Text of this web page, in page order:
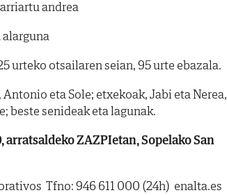
andrea
urteko otsailaren seian, 95 urte ebazala.
eta Sole; etxekoak, Jabi eta Nerea,
beste senideak eta lagunak.
arratsaldeko ZAZPIetan, Sopelako San
 Tfno: 946 611 000 (24h)  enalta.es